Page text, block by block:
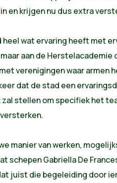
en krijgen nu dus extra
heel wat ervaring heeft met
aan de Herstelacademie
verenigingen waar armen
dat de stad een
stellen om specifiek het
manier van werken,
schepen Gabriella De
juist die begeleiding door